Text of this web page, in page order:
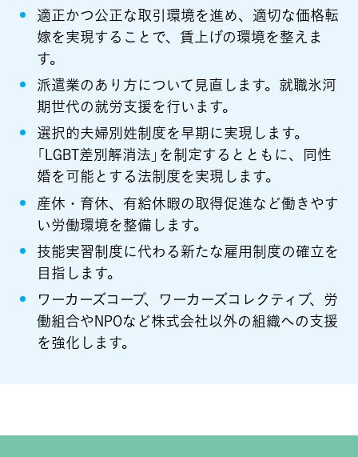
適正かつ公正な取引環境を進め、適切な価格転
嫁を実現することで、賃上げの環境を整えま
す。
派遣業のあり方について見直します。就職氷河
期世代の就労支援を行います。
選択的夫婦別姓制度を早期に実現します。
「LGBT差別解消法」を制定するとともに、同性
婚を可能とする法制度を実現します。
産休・育休、有給休暇の取得促進など働きやす
い労働環境を整備します。
技能実習制度に代わる新たな雇用制度の確立を
目指します。
ワーカーズコープ、ワーカーズコレクティブ、労
働組合やNPOなど株式会社以外の組織への支援
を強化します。